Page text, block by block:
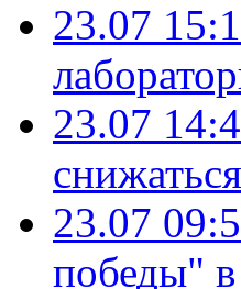
23.07
23.07
23.07
победы" в